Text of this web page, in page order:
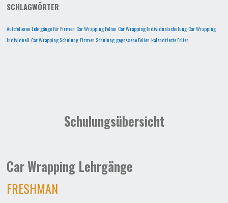
SCHLAGWÖRTER
Autofolieren Lehrgänge für Firmen Car Wrapping Folien Car Wrapping Individualschulung Car Wrapping
Individuell Car Wrapping Schulung Firmen Schulung gegossene Folien kalandrierte Folien
Schulungsübersicht
Car Wrapping Lehrgänge
FRESHMAN